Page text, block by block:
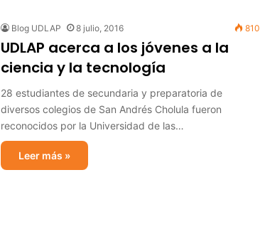
Blog UDLAP 8 julio, 2016 810
UDLAP acerca a los jóvenes a la
ciencia y la tecnología
28 estudiantes de secundaria y preparatoria de
diversos colegios de San Andrés Cholula fueron
reconocidos por la Universidad de las…
Leer más »